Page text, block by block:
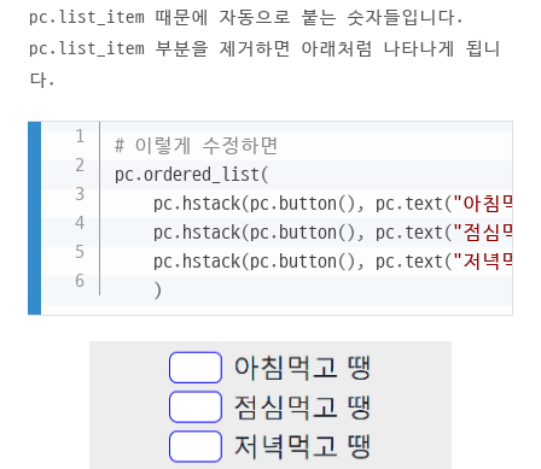
pc.list_item 때문에 자동으로 붙는 숫자들입니다.
pc.list_item 부분을 제거하면 아래처럼 나타나게 됩니
다.
# 이렇게 수정하면
pc.ordered_list(
    pc
. hstack(pc. button() , pc. text("아침먹
    pc
. hstack(pc. button() , pc. text("점심먹
    pc
. hstack(pc. button() , pc. text("저녁먹
)